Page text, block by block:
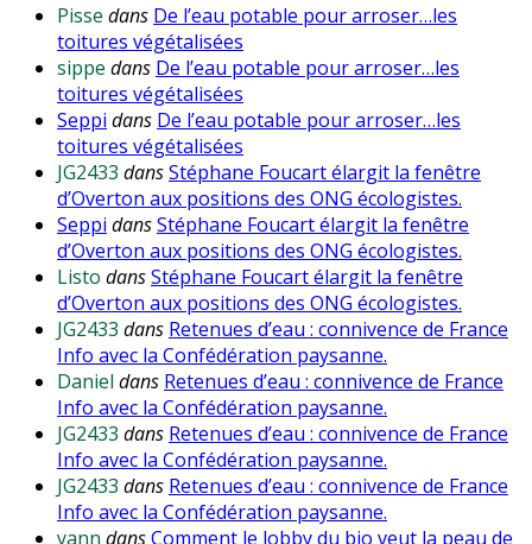
Pisse dans De l’eau potable pour arroser…les
toitures végétalisées
sippe dans De l’eau potable pour arroser…les
toitures végétalisées
Seppi dans De l’eau potable pour arroser…les
toitures végétalisées
JG2433 dansStéphane Foucart élargit la fenêtre
d’Overton aux positions des ONG écologistes.
Seppi dansStéphane Foucart élargit la fenêtre
d’Overton aux positions des ONG écologistes.
Listo dansStéphane Foucart élargit la fenêtre
d’Overton aux positions des ONG écologistes.
JG2433 dans Retenues d’eau : connivence de France
Info avec la Confédération paysanne.
Daniel dans Retenues d’eau : connivence de France
Info avec la Confédération paysanne.
JG2433 dans Retenues d’eau : connivence de France
Info avec la Confédération paysanne.
JG2433 dans Retenues d’eau : connivence de France
Info avec la Confédération paysanne.
yann dansComment le lobby du bio veut la peau de